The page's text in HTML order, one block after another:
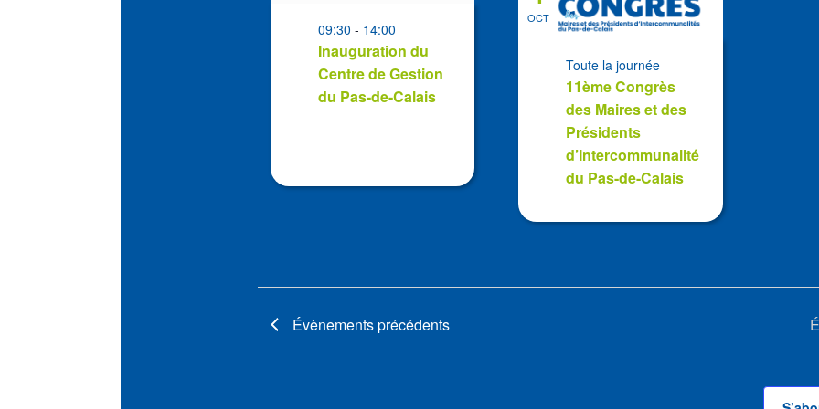
events
PhotoInauguration du
Centre de Gestion
du Pas-de-Calais
09:30 - 14:00
OCT
11ème Congrès
des Maires et des
Présidents
d’Intercommunalité
du Pas-de-Calais
Toute la journée
Évènementsprécédents